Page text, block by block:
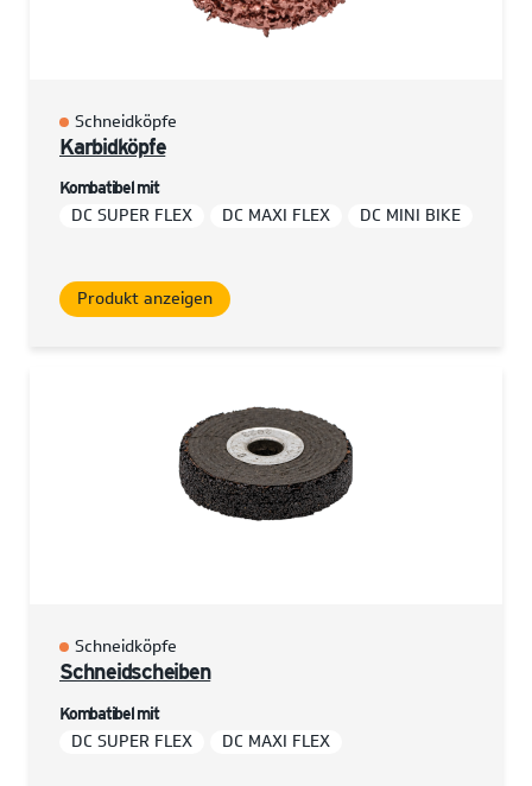
Schneidköpfe
Karbidköpfe
Kombatibel mit
DC SUPER FLEX DC MAXI FLEX DC MINI BIKE
Produkt anzeigen
Schneidköpfe
Schneidscheiben
Kombatibel mit
DC SUPER FLEX DC MAXI FLEX